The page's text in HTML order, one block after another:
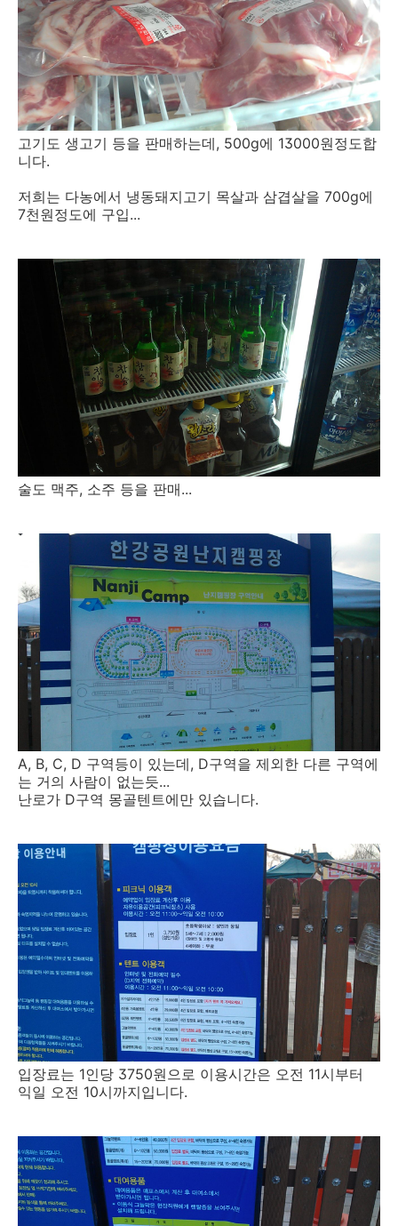
고기도 생고기 등을 판매하는데, 500g에 13000원정도합
니다.
저희는 다농에서 냉동돼지고기 목살과 삼겹살을 700g에
7천원정도에 구입...
술도 맥주, 소주 등을 판매...
A, B, C, D 구역등이 있는데, D구역을 제외한 다른 구역에
는 거의 사람이 없는듯...
난로가 D구역 몽골텐트에만 있습니다.
입장료는 1인당 3750원으로 이용시간은 오전 11시부터
익일 오전 10시까지입니다.